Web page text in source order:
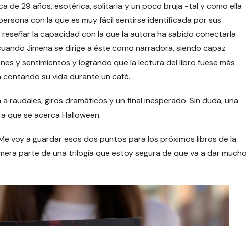
de 29 años, esotérica, solitaria y un poco bruja -tal y como ella
con la que es muy fácil sentirse identificada por sus
reseñar la capacidad con la que la autora ha sabido conectarla
Jimena se dirige a éste como narradora, siendo capaz
y sentimientos y logrando que la lectura del libro fuese más
su vida durante un café.
raudales, giros dramáticos y un final inesperado. Sin duda, una
que se acerca Halloween.
voy a guardar esos dos puntos para los próximos libros de la
parte de una trilogía que estoy segura de que va a dar mucho